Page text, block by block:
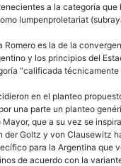
a la categoría que
lumpenproletariat
Romero es la de la
y los principios del
“calificada técnicamente
en el planteo
una parte un planteo
que a su vez se
der Goltz y von Clausewitz
para la Argentina que
de acuerdo con la